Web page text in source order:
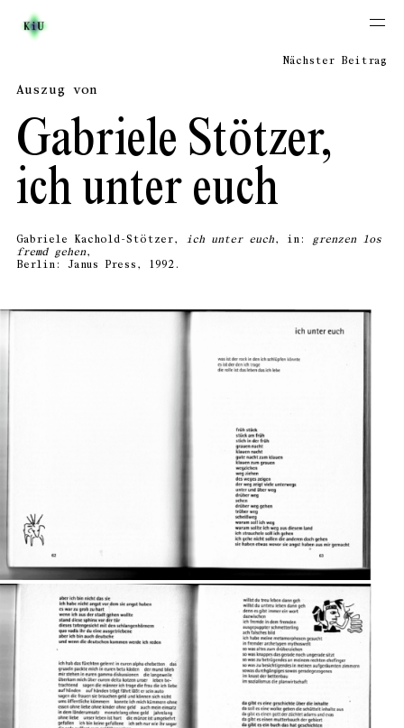
Nächster Beitrag
Auszug von
Gabriele Stötzer,
ich unter euch
Gabriele Kachold-Stötzer, ich unter euch, in: grenzen los
fremd gehen,
Berlin: Janus Press, 1992.